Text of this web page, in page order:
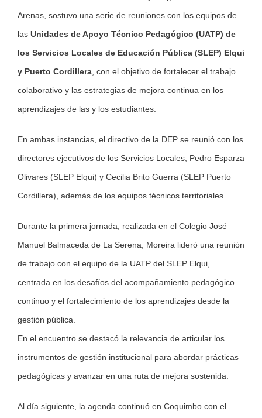
Arenas, sostuvo una serie de reuniones con los equipos de
las Unidades de Apoyo Técnico Pedagógico (UATP) de
los Servicios Locales de Educación Pública (SLEP) Elqui
y Puerto Cordillera , con el objetivo de fortalecer el trabajo
colaborativo y las estrategias de mejora continua en los
aprendizajes de las y los estudiantes.
En ambas instancias, el directivo de la DEP se reunió con los
directores ejecutivos de los Servicios Locales, Pedro Esparza
Olivares (SLEP Elqui) y Cecilia Brito Guerra (SLEP Puerto
Cordillera), además de los equipos técnicos territoriales.
Durante la primera jornada, realizada en el Colegio José
Manuel Balmaceda de La Serena, Moreira lideró una reunión
de trabajo con el equipo de la UATP del SLEP Elqui,
centrada en los desafíos del acompañamiento pedagógico
continuo y el fortalecimiento de los aprendizajes desde la
gestión pública.
En el encuentro se destacó la relevancia de articular los
instrumentos de gestión institucional para abordar prácticas
pedagógicas y avanzar en una ruta de mejora sostenida.
Al día siguiente, la agenda continuó en Coquimbo con el